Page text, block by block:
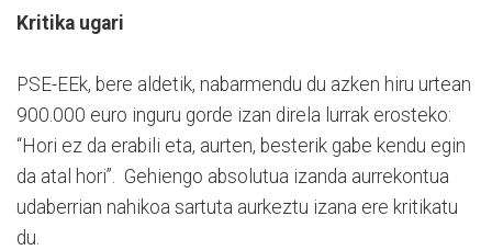
Kritika ugari
PSE-EEk, bere aldetik, nabarmendu du azken hiru urtean
900.000 euro inguru gorde izan direla lurrak erosteko:
“Hori ez da erabili eta, aurten, besterik gabe kendu egin
da atal hori”. Gehiengo absolutua izanda aurrekontua
udaberrian nahikoa sartuta aurkeztu izana ere kritikatu
du.